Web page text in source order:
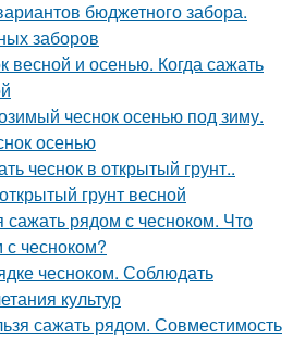
бюджетного забора.
заборов
весной и осенью. Когда сажать
чеснок осенью под зиму.
осенью
чеснок в открытый грунт..
грунт весной
сажать рядом с чесноком. Что
чесноком?
чесноком. Соблюдать
культур
сажать рядом. Совместимость